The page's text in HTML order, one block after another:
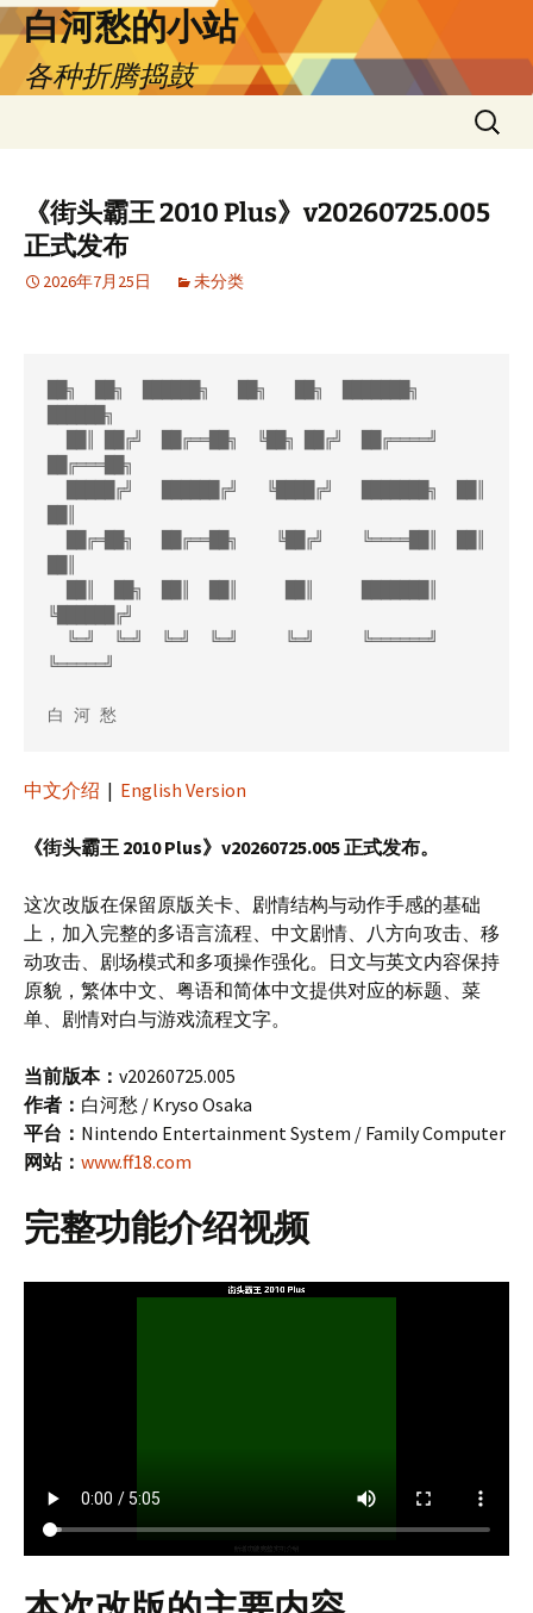
跳
至
正
文
白河愁的小站
各种折腾捣鼓
搜
索：
《街头霸王 2010 Plus》v20260725.005
正式发布
2026年7月25日 未分类
██╗  ██╗  ██████╗   ██╗   ██╗  ███████╗
██████╗
██╔═══██╗
╚██████╔╝
╚═════╝
中文介绍 | English Version
《街头霸王 2010 Plus》v20260725.005 正式发布。
这次改版在保留原版关卡、剧情结构与动作手感的基础
上，加入完整的多语言流程、中文剧情、八方向攻击、移
动攻击、剧场模式和多项操作强化。日文与英文内容保持
原貌，繁体中文、粤语和简体中文提供对应的标题、菜
单、剧情对白与游戏流程文字。
当前版本： v20260725.005
作者： 白河愁 / Kryso Osaka
平台： Nintendo Entertainment System / Family Computer
网站： www.ff18.com
完整功能介绍视频